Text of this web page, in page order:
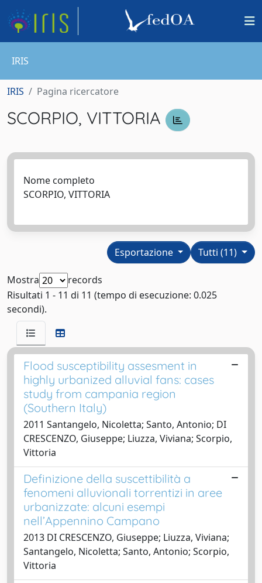
IRIS
IRIS Pagina ricercatore
SCORPIO, VITTORIA
Nome completo
SCORPIO, VITTORIA
Tutti (11)
Esportazione
Mostra
records
Risultati 1 - 11 di 11 (tempo di esecuzione: 0.025
secondi).
Flood susceptibility assesment in
highly urbanized alluvial fans: cases
study from campania region
(Southern Italy)
2011 Santangelo, Nicoletta; Santo, Antonio; DI
CRESCENZO, Giuseppe; Liuzza, Viviana; Scorpio,
Vittoria
Definizione della suscettibilità a
fenomeni alluvionali torrentizi in aree
urbanizzate: alcuni esempi
nell’Appennino Campano
2013 DI CRESCENZO, Giuseppe; Liuzza, Viviana;
Santangelo, Nicoletta; Santo, Antonio; Scorpio,
Vittoria